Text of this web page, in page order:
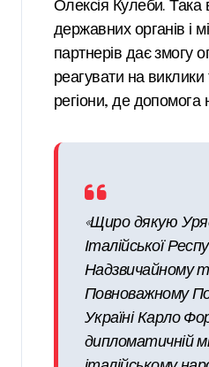
Олексія Кулеби. Така
державних органів і
партнерів дає змогу
реагувати на
регіони, де допомога
«Щиро дякую
Італійської
Надзвичайному
Повноважному
Україні Карло
дипломатичній